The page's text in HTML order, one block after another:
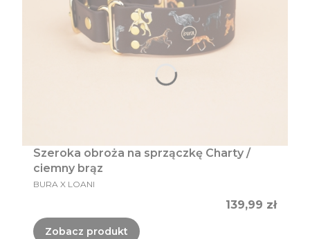
Szeroka obroża na sprzączkę Charty /
ciemny brąz
PRODUCENT
BURA X LOANI
Cena
139,99 zł
Zobacz produkt